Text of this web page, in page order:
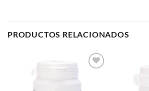
PRODUCTOS RELACIONADOS